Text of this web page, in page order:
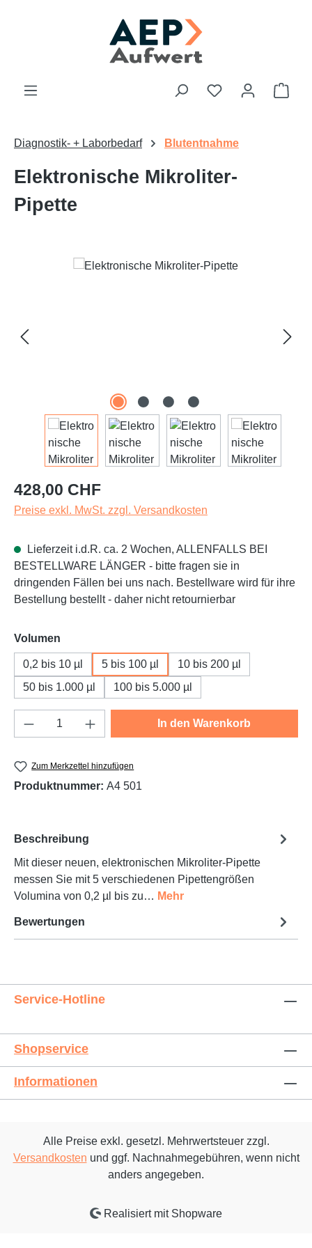
Du hast 0
Diagnostik- + Laborbedarf Blutentnahme
Elektronische Mikroliter-
Pipette
Bildergalerie überspringen
Regulärer Preis:
428,00 CHF
Preise exkl. MwSt. zzgl. Versandkosten
Lieferzeit i.d.R. ca. 2 Wochen, ALLENFALLS BEI
BESTELLWARE LÄNGER - bitte fragen sie in
dringenden Fällen bei uns nach. Bestellware wird für ihre
Bestellung bestellt - daher nicht retournierbar
Volumen
0,2 bis 10 µl 5 bis 100 µl
10 bis 200 µl
50 bis 1.000 µl
100 bis 5.000 µl
Produkt Anzahl: Gib den gewünschten
In den Warenkorb
Zum Merkzettel hinzufügen
Produktnummer: A4 501
Beschreibung
Mit dieser neuen, elektronischen Mikroliter-Pipette
messen Sie mit 5 verschiedenen Pipettengrößen
Volumina von 0,2 µl bis zu… Mehr
Bewertungen
Service-Hotline
Shopservice
Informationen
Alle Preise exkl. gesetzl. Mehrwertsteuer zzgl.
Versandkosten und ggf. Nachnahmegebühren, wenn nicht
anders angegeben.
Realisiert mit Shopware